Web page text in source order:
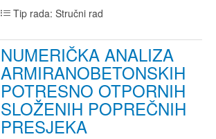
Tip rada: Stručni rad
NUMERIČKA ANALIZA
ARMIRANOBETONSKIH
POTRESNO OTPORNIH
SLOŽENIH POPREČNIH
PRESJEKA